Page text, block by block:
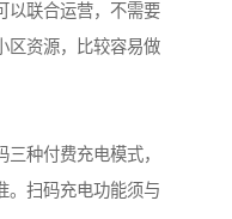
以联合运营，不需要
区资源，比较容易做
种付费充电模式，
。扫码充电功能须与